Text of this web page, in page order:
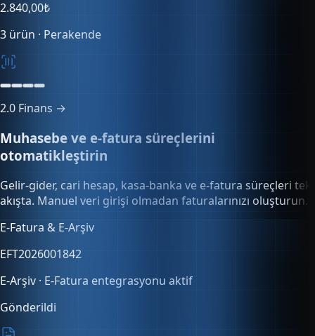
%0 indirim
2.0 Finans →
Muhasebe ve e-fatura süreçlerini
otomatikleştirin
Gelir-gider, cari hesap, kasa-banka ve e-fatura süreçleri tek
akışta. Manuel veri girişi olmadan faturalarınızı oluşturun.
Mayıs 2026 özeti